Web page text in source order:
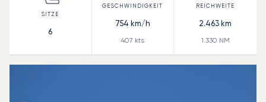
6
754 km/h
407 kts
2.463 km
1.330 NM